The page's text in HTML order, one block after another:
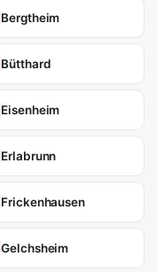
Bergtheim
Bütthard
Eisenheim
Erlabrunn
Frickenhausen
Gelchsheim